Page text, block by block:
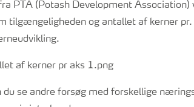
PTA (Potash Development
tilgængeligheden og antallet af kerner
du se andre forsøg med forskellige